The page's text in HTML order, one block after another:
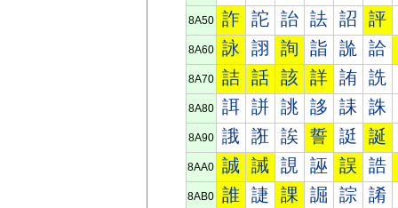
8A50 詐 詑 詒 詓 詔 評
8A60 詠 詡 詢 詣 詤 詥
8A70 詰 話 該 詳 詴 詵
8A80 誀 誁 誂 誃 誄 誅
8A90 誐 誑 誒 誓 誔 誕
8AA0 誠 誡 誢 誣 誤 誥
8AB0 誰 誱 課 誳 誴 誵